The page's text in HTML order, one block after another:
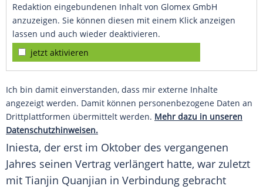
Redaktion eingebundenen Inhalt von Glomex GmbH
anzuzeigen. Sie können diesen mit einem Klick anzeigen
lassen und auch wieder deaktivieren.
jetzt aktivieren
Ich bin damit einverstanden, dass mir externe Inhalte
angezeigt werden. Damit können personenbezogene Daten an
Drittplattformen übermittelt werden. Mehr dazu in unseren
Datenschutzhinweisen.
Iniesta, der erst im Oktober des vergangenen
Jahres seinen Vertrag verlängert hatte, war zuletzt
mit Tianjin Quanjian in Verbindung gebracht